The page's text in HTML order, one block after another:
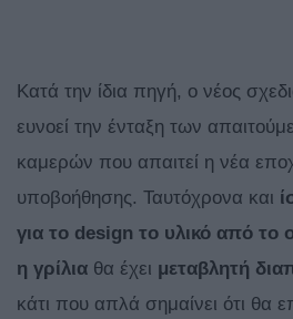
Κατά την ίδια πηγή, ο νέος
ευνοεί την ένταξη των
καμερών που απαιτεί η νέα
υποβοήθησης. Ταυτόχρονα και
για το design το υλικό από το
η γρίλια θα έχει μεταβλητή
κάτι που απλά σημαίνει ότι θα